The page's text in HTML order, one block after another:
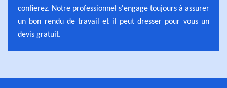
confierez. Notre professionnel s'engage toujours à assurer
un bon rendu de travail et il peut dresser pour vous un
devis gratuit.